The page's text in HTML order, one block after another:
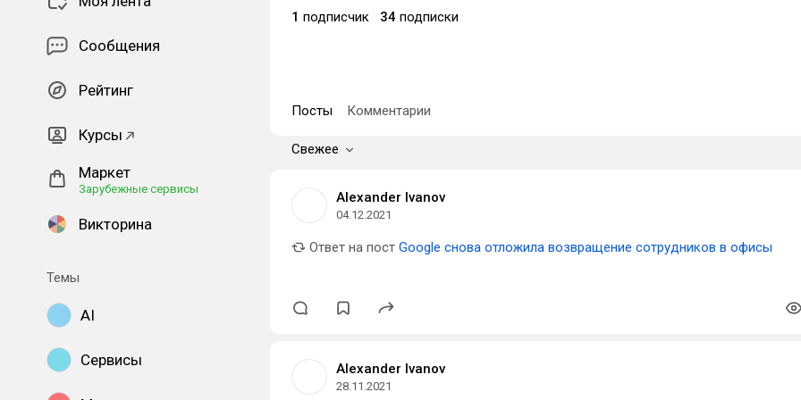
Сообщения
Рейтинг
Курсы
Маркет
Зарубежные сервисы
Викторина
Темы
AI
Сервисы
1 подписчик 34 подписки
Посты Комментарии
Свежее
Alexander Ivanov
04.12.2021
Ответ на пост Google снова отложила возвращение сотрудников в офисы
Alexander Ivanov
28.11.2021